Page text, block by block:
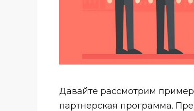
Давайте рассмотрим
партнерская программа.